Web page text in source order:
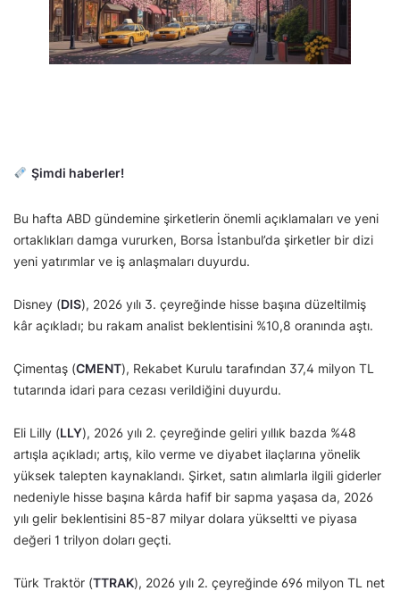
Şimdi haberler!
Bu hafta ABD gündemine şirketlerin önemli açıklamaları ve yeni
ortaklıkları damga vururken, Borsa İstanbul’da şirketler bir dizi
yeni yatırımlar ve iş anlaşmaları duyurdu.
Disney (DIS), 2026 yılı 3. çeyreğinde hisse başına düzeltilmiş
kâr açıkladı; bu rakam analist beklentisini %10,8 oranında aştı.
Çimentaş (CMENT), Rekabet Kurulu tarafından 37,4 milyon TL
tutarında idari para cezası verildiğini duyurdu.
Eli Lilly (LLY), 2026 yılı 2. çeyreğinde geliri yıllık bazda %48
artışla açıkladı; artış, kilo verme ve diyabet ilaçlarına yönelik
yüksek talepten kaynaklandı. Şirket, satın alımlarla ilgili giderler
nedeniyle hisse başına kârda hafif bir sapma yaşasa da, 2026
yılı gelir beklentisini 85-87 milyar dolara yükseltti ve piyasa
değeri 1 trilyon doları geçti.
Türk Traktör (TTRAK), 2026 yılı 2. çeyreğinde 696 milyon TL net